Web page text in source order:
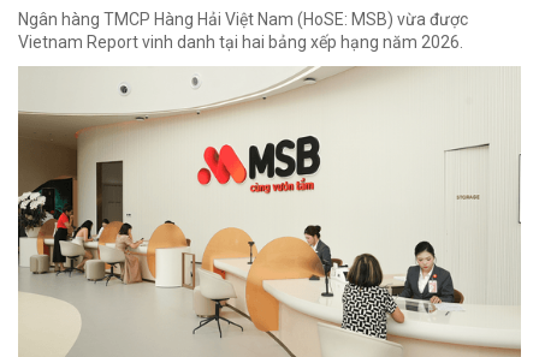
Ngân hàng TMCP Hàng Hải Việt Nam (HoSE: MSB) vừa được
Vietnam Report vinh danh tại hai bảng xếp hạng năm 2026.